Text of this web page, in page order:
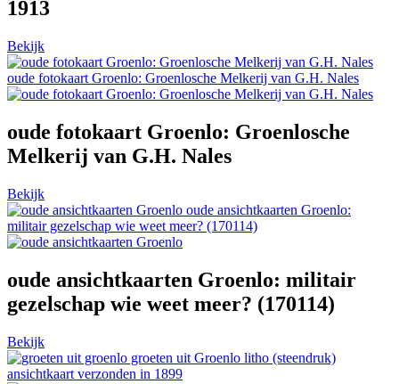
1913
Bekijk
oude fotokaart Groenlo: Groenlosche Melkerij van G.H. Nales
oude fotokaart Groenlo: Groenlosche
Melkerij van G.H. Nales
Bekijk
oude ansichtkaarten Groenlo:
militair gezelschap wie weet meer? (170114)
oude ansichtkaarten Groenlo: militair
gezelschap wie weet meer? (170114)
Bekijk
groeten uit Groenlo litho (steendruk)
ansichtkaart verzonden in 1899